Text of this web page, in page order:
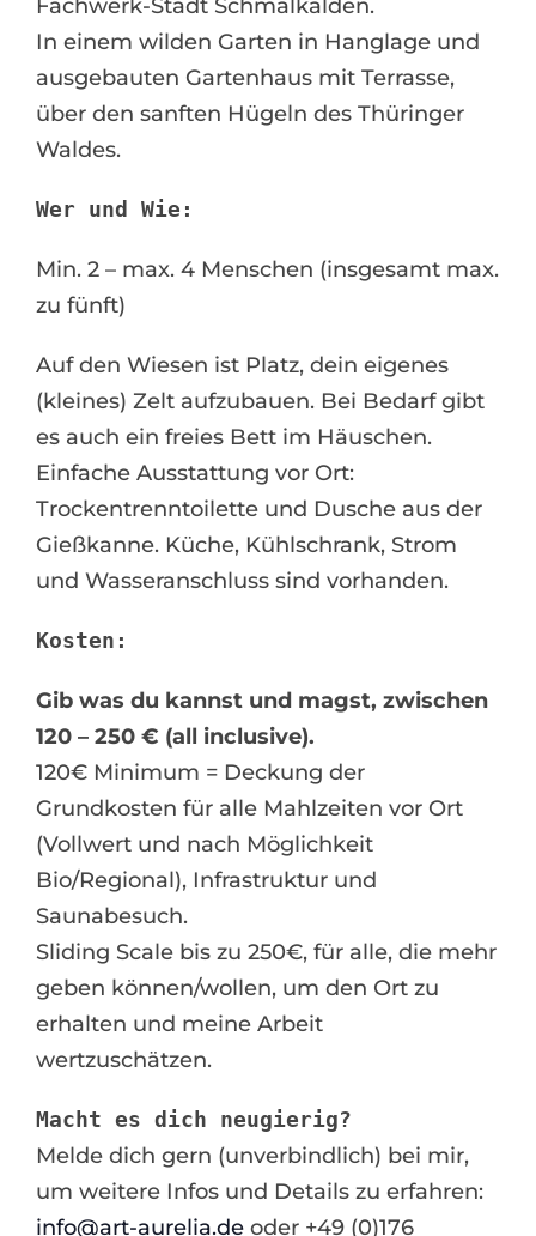
Fachwerk-Stadt Schmalkalden.
In einem wilden Garten in Hanglage und
ausgebauten Gartenhaus mit Terrasse,
über den sanften Hügeln des Thüringer
Waldes.
Wer und Wie:
Min. 2 – max. 4 Menschen (insgesamt max.
zu fünft)
Auf den Wiesen ist Platz, dein eigenes
(kleines) Zelt aufzubauen. Bei Bedarf gibt
es auch ein freies Bett im Häuschen.
Einfache Ausstattung vor Ort:
Trockentrenntoilette und Dusche aus der
Gießkanne. Küche, Kühlschrank, Strom
und Wasseranschluss sind vorhanden.
Kosten:
Gib was du kannst und magst, zwischen
120 – 250 € (all inclusive).
120€ Minimum = Deckung der
Grundkosten für alle Mahlzeiten vor Ort
(Vollwert und nach Möglichkeit
Bio/Regional), Infrastruktur und
Saunabesuch.
Sliding Scale bis zu 250€, für alle, die mehr
geben können/wollen, um den Ort zu
erhalten und meine Arbeit
wertzuschätzen.
Macht es dich neugierig?
Melde dich gern (unverbindlich) bei mir,
um weitere Infos und Details zu erfahren:
info@art-aurelia.de oder +49 (0)176